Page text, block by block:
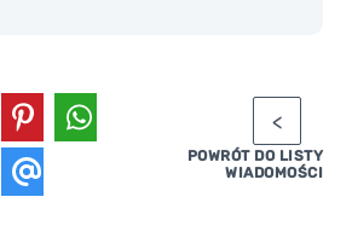
POWRÓT DO LISTY
WIADOMOŚCI